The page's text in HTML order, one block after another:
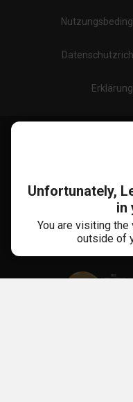
Unfortunately,
in
You are visiting
outside of